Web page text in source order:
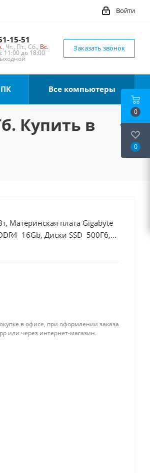
Войти
15-51
, Чт., Пт., Сб., Вс.
11:00 до 18:00
Заказать звонок
Все компьютеры
Купить в
Материнская плата Gigabyte
16Gb, Диски SSD 500Гб,
в офисе, при оформлении заказа
или через интернет-магазин.
0
0